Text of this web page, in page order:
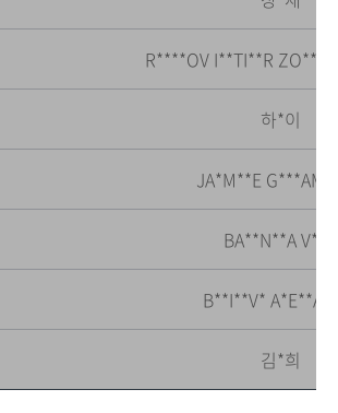
R****OV I**TI**R
하*이
JA*M**E G***AM
BA**N**A V*RA
B**I**V*
김*희